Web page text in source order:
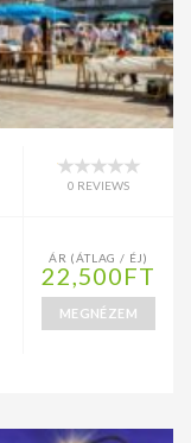
0 REVIEWS
ÁR (ÁTLAG / ÉJ)
22,500FT
MEGNÉZEM